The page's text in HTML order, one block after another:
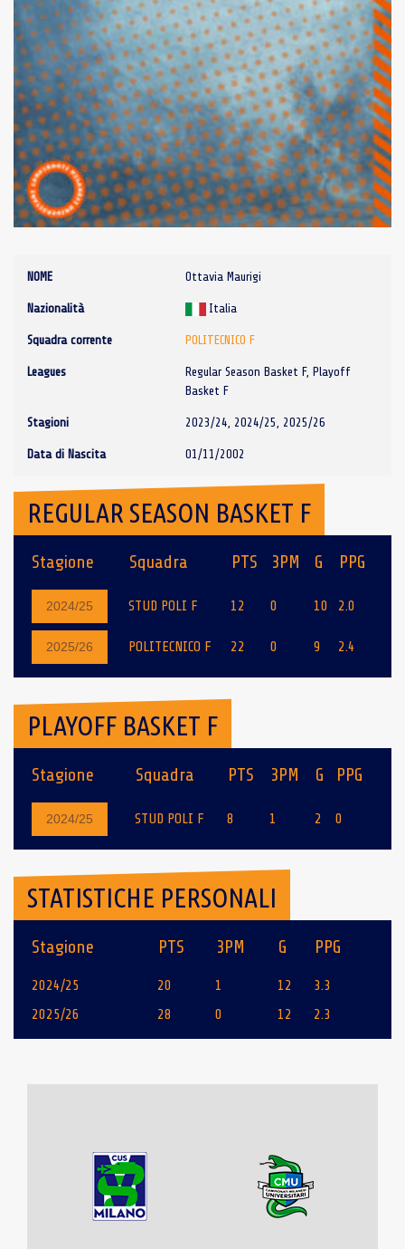
NOME Ottavia Maurigi
Nazionalità Italia
Squadra corrente POLITECNICO F
Leagues
Regular Season Basket F, Playoff
Basket F
Stagioni 2023/24, 2024/25, 2025/26
Data di Nascita 01/11/2002
REGULAR SEASON BASKET F
Stagione Squadra PTS 3PM G PPG
2024/25 STUD POLI F 12 0 10 2.0
2025/26 POLITECNICO F 22 0 9 2.4
PLAYOFF BASKET F
Stagione Squadra PTS 3PM G PPG
2024/25 STUD POLI F 8 1 2 0
STATISTICHE PERSONALI
Stagione PTS 3PM G PPG
2024/25 20 1 12
3.3
2025/26
28 0 12 2.3